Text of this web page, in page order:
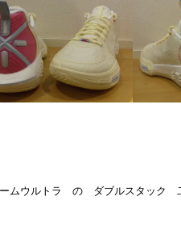
ウルトラ の ダブルスタック 二